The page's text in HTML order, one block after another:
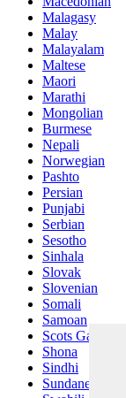
Malagasy
Malay
Malayalam
Maltese
Maori
Marathi
Mongolian
Burmese
Nepali
Norwegian
Pashto
Persian
Punjabi
Serbian
Sesotho
Sinhala
Slovak
Slovenian
Somali
Samoan
Scots Gaelic
Shona
Sindhi
Sundanese